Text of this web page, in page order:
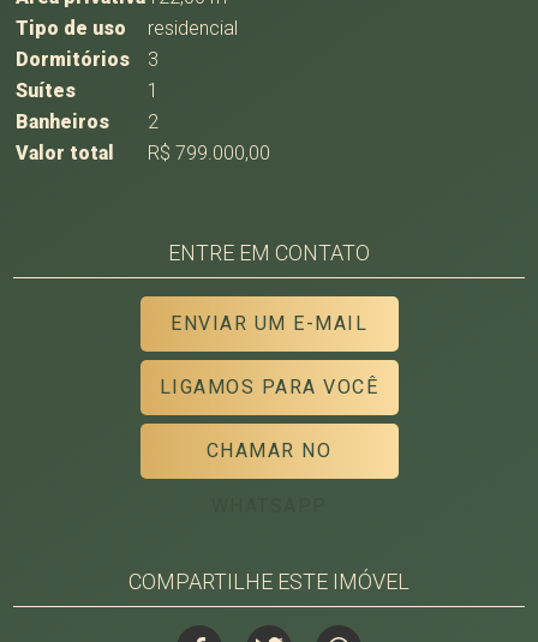
Tipo de uso
residencial
Dormitórios
3
Suítes
1
Banheiros
2
Valor total
R$ 799.000,00
ENTRE EM CONTATO
ENVIAR UM E-MAIL
LIGAMOS PARA VOCÊ
CHAMAR NO
COMPARTILHE ESTE IMÓVEL